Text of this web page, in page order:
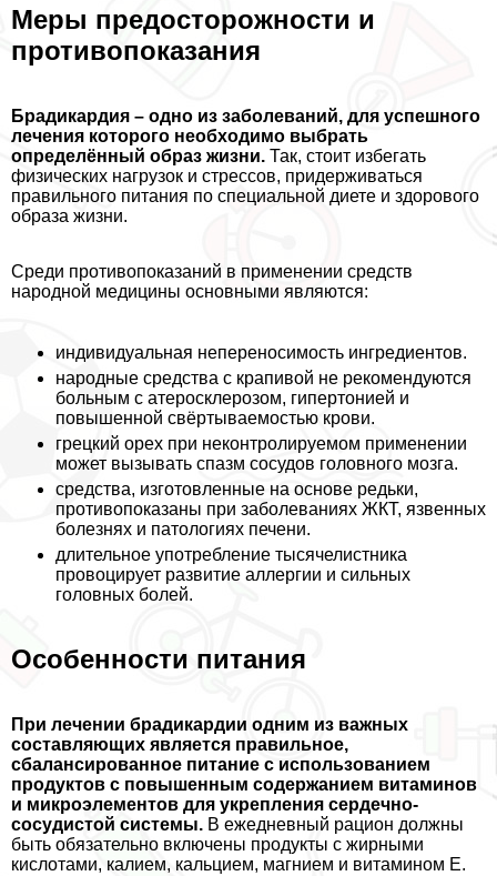
Меры предосторожности и
противопоказания
Брадикардия – одно из заболеваний, для успешного
лечения которого необходимо выбрать
определённый образ жизни. Так, стоит избегать
физических нагрузок и стрессов, придерживаться
правильного питания по специальной диете и здорового
образа жизни.
Среди противопоказаний в применении средств
народной медицины основными являются:
индивидуальная непереносимость ингредиентов.
народные средства с крапивой не рекомендуются
больным с атеросклерозом, гипертонией и
повышенной свёртываемостью крови.
грецкий орех при неконтролируемом применении
может вызывать спазм сосудов головного мозга.
средства, изготовленные на основе редьки,
противопоказаны при заболеваниях ЖКТ, язвенных
болезнях и патологиях печени.
длительное употрeбление тысячелистника
провоцирует развитие аллергии и сильных
головных болей.
Особенности питания
При лечении брадикардии одним из важных
составляющих является правильное,
сбалансированное питание с использованием
продуктов с повышенным содержанием витаминов
и микроэлементов для укрепления сердечно-
сосудистой системы. В ежедневный рацион должны
быть обязательно включены продукты с жирными
кислотами, калием, кальцием, магнием и витамином Е.